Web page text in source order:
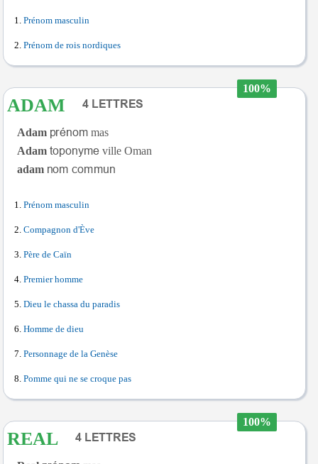
Prénom masculin
Prénom de rois nordiques
100%
ADAM
Adam
mas
Adam
ville Oman
adam
Prénom masculin
Compagnon d'Ève
Père de Caïn
Premier homme
Dieu le chassa du paradis
Homme de dieu
Personnage de la Genèse
Pomme qui ne se croque pas
100%
REAL